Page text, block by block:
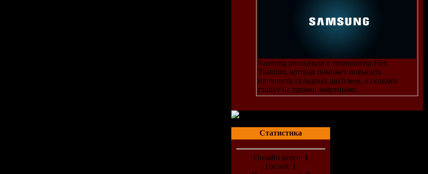
Samsung рассказала о технологии Flex
Titanium, которая поможет повысить
прочность складных дисплеев, а складки
станут не такими заметными.
Статистика
Онлайн всего: 1
Гостей: 1